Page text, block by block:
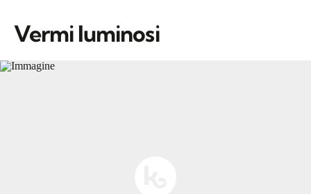
Vermi luminosi